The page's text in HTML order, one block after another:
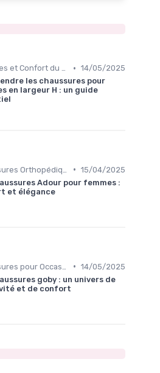
Semelles et Confort du Pied • 14/05/2025
les chaussures pour
en largeur H : un guide
• 15/04/2025
Adour pour femmes :
et élégance
• 14/05/2025
goby : un univers de
et de confort